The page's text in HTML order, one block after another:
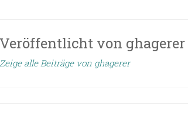
Veröffentlicht von ghagerer
Zeige alle Beiträge von ghagerer